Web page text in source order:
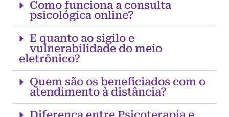
Como funciona a consulta
psicológica online?
E quanto ao sigilo e
vulnerabilidade do meio
eletrônico?
Quem são os beneficiados com o
atendimento à distância?